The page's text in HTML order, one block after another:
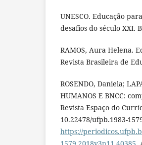
UNESCO. Educação
desafios do século XXI.
RAMOS, Aura Helena.
Revista Brasileira de
ROSENDO, Daniela;
HUMANOS E BNCC:
Revista Espaço do
10.22478/ufpb.1983-
https://
1579.2018v3n11.40385